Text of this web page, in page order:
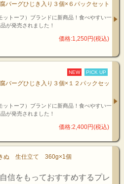
バーグひじき入り３個×６パックセット
ットーフ）ブランドに新商品！食べやすい一
が発売されました！
価格:1,250円(税込)
NEW PICK UP
バーグひじき入り３個×１２パックセッ
ットーフ）ブランドに新商品！食べやすい一
が発売されました！
価格:2,400円(税込)
ぬ 生仕立て 360g×1個
信をもっておすすめするプレ